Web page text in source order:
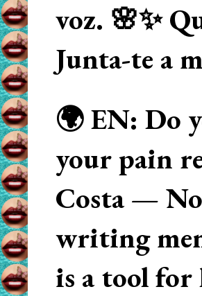
voz. 🌸✨
Junta-te a
🌍 EN: Do
your pain
Costa —
writing
is a tool